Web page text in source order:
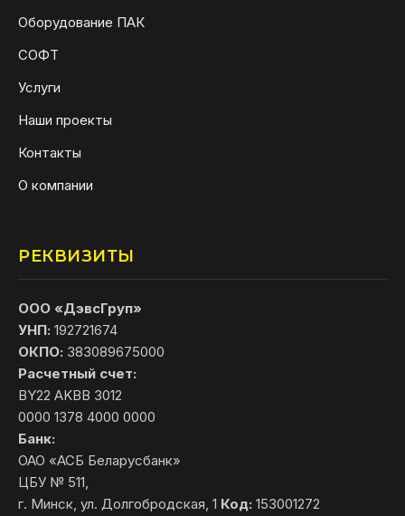
Оборудование ПАК
СОФТ
Услуги
Наши проекты
Контакты
О компании
РЕКВИЗИТЫ
ООО «ДэвсГруп»
УНП: 192721674
ОКПО: 383089675000
Расчетный счет:
BY22 AKBB 3012
0000 1378 4000 0000
Банк:
ОАО «АСБ Беларусбанк»
ЦБУ № 511,
г. Минск, ул. Долгобродская, 1 Код: 153001272